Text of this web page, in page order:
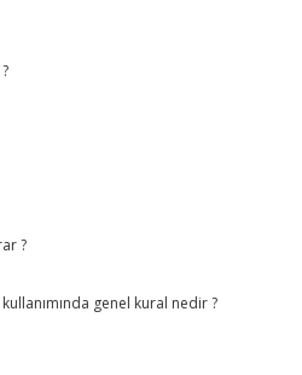
?
genel kural nedir ?